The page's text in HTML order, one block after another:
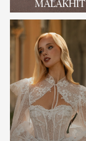
MALAKHIT